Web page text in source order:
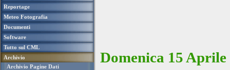
Reportage
Meteo Fotografia
Documenti
Software
Tutto sul CML
Archivio
Archivio Pagine Dati
Domenica 15